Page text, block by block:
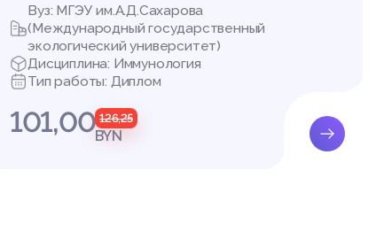
–
Вуз: МГЭУ им.А.Д.Сахарова
(Международный государственный
экологический университет)
Дисциплина: Иммунология
Тип работы: Диплом
101,00 126,25
BYN